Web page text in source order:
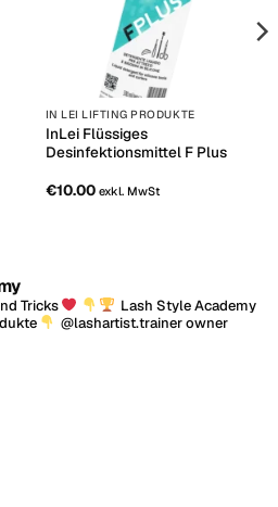
IN LEI LIFTING PRODUKTE
InLei Flüssiges
Desinfektionsmittel F Plus
€10.00 exkl. MwSt
Tricks
Lash Style Academy
@lashartist.trainer owner